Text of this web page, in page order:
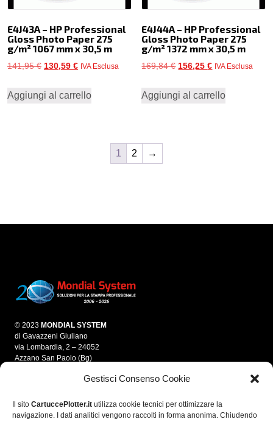
Gestisci Consenso Cookie
Il sito CartuccePlotter.it utilizza cookie tecnici per ottimizzare la
navigazione. I dati analitici vengono raccolti in forma anonima. Chiudendo
E4J43A – HP Professional
Gloss Photo Paper 275
g/m² 1067 mm x 30,5 m
141,95€ Il
originale
130,59 €Il
attuale
IVA Esclusa
Aggiungi al carrello
E4J44A – HP Professional
Gloss Photo Paper 275
g/m² 1372 mm x 30,5 m
169,84€ Il
originale
156,25€Il
attuale
IVA Esclusa
Aggiungi al carrello
1 2 →
© 2023 MONDIAL SYSTEM
di Gavazzeni Giuliano
via Lombardia, 2 – 24052
Azzano San Paolo (Bg)
info@mondialsystem.it
Fax 035 4595861